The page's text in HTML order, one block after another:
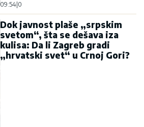
09:54 0
Dok javnost plaše „srpskim
svetom“, šta se dešava iza
kulisa: Da li Zagreb gradi
„hrvatski svet“ u Crnoj Gori?